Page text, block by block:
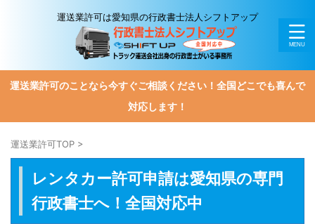
運送業許可は愛知県の行政書士法人シフトアップ
運送業許可のことなら今すぐご相談ください！全国どこでも喜んで
対応します！
運送業許可TOP >
レンタカー許可申請は愛知県の専門
行政書士へ！全国対応中